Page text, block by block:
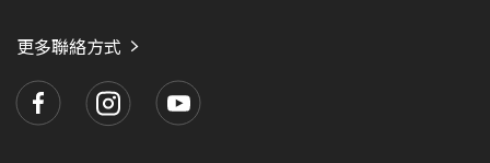
更多聯絡方式